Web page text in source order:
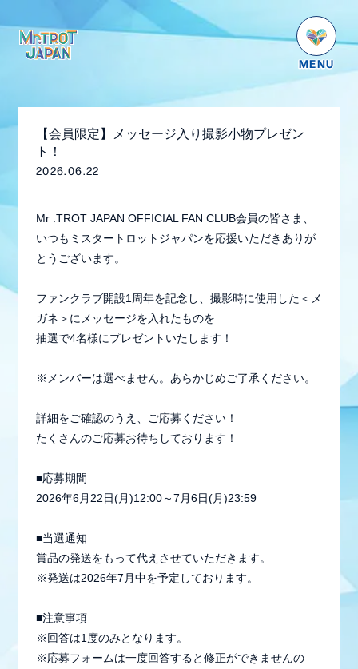
NEWS
SCHEDULE
PROFILE
GOODS
番組紹介
お問い合わせ
【会員限定】メッセージ入り撮影小物プレゼン
ト！
2026.06.22
Mr .TROT JAPAN OFFICIAL FAN CLUB会員の皆さま、
いつもミスタートロットジャパンを応援いただきありが
とうございます。
ファンクラブ開設1周年を記念し、撮影時に使用した＜メ
ガネ＞にメッセージを入れたものを
抽選で4名様にプレゼントいたします！
※メンバーは選べません。あらかじめご了承ください。
詳細をご確認のうえ、ご応募ください！
たくさんのご応募お待ちしております！
■応募期間
2026年6月22日(月)12:00～7月6日(月)23:59
■当選通知
賞品の発送をもって代えさせていただきます。
※発送は2026年7月中を予定しております。
■注意事項
※回答は1度のみとなります。
※応募フォームは一度回答すると修正ができませんの